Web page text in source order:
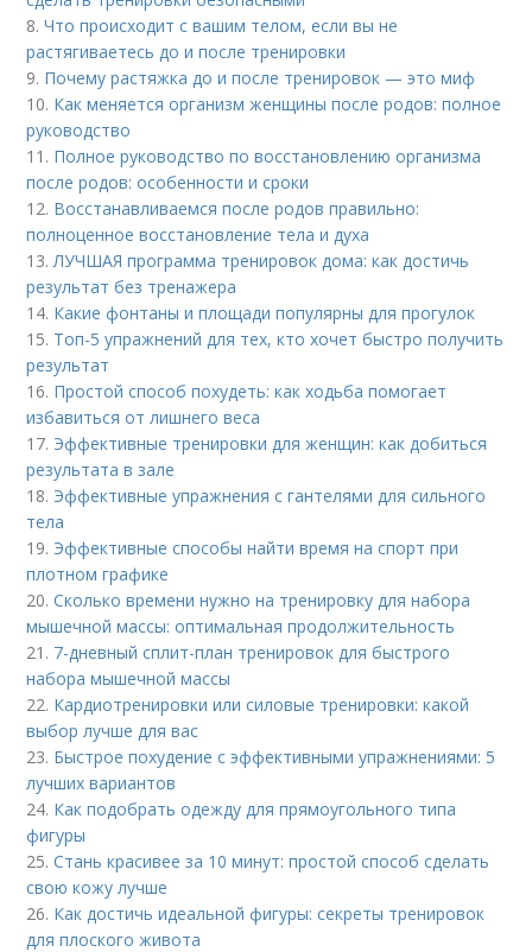
8.Что происходит с вашим телом, если вы не
растягиваетесь до и после тренировки
9. Почему растяжка до и после тренировок — это миф
10. Как меняется организм женщины после родов: полное
руководство
11. Полное руководство по восстановлению организма
после родов: особенности и сроки
12. Восстанавливаемся после родов правильно:
полноценное восстановление тела и духа
13. ЛУЧШАЯ программа тренировок дома: как достичь
результат без тренажера
14. Какие фонтаны и площади популярны для прогулок
15. Топ-5 упражнений для тех, кто хочет быстро получить
результат
16. Простой способ похудеть: как ходьба помогает
избавиться от лишнего веса
17. Эффективные тренировки для женщин: как добиться
результата в зале
18. Эффективные упражнения с гантелями для сильного
тела
19. Эффективные способы найти время на спорт при
плотном графике
20.Сколько времени нужно на тренировку для набора
мышечной массы: оптимальная продолжительность
21. 7-дневный сплит-план тренировок для быстрого
набора мышечной массы
22. Кардиотренировки или силовые тренировки: какой
выбор лучше для вас
23. Быстрое похудение с эффективными упражнениями: 5
лучших вариантов
24. Как подобрать одежду для прямоугольного типа
фигуры
25.Стань красивее за 10 минут: простой способ сделать
свою кожу лучше
26. Как достичь идеальной фигуры: секреты тренировок
для плоского живота